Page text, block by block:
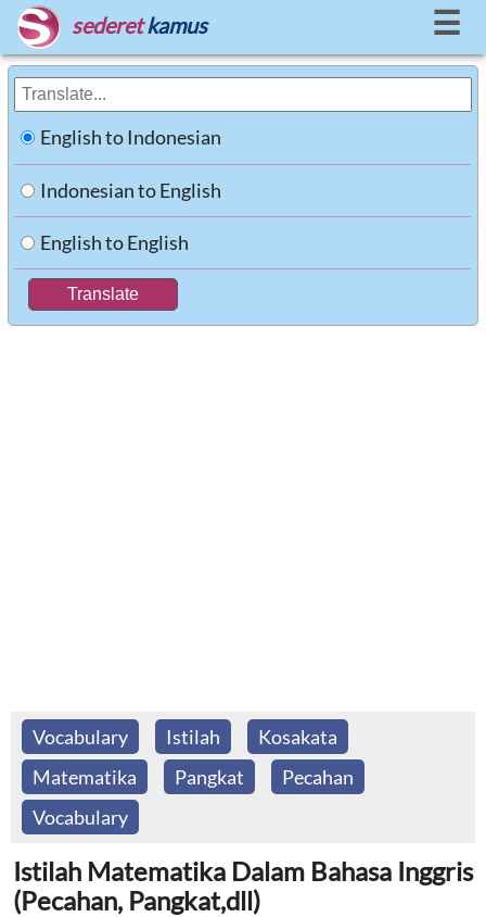
sederet kamus ☰
English to Indonesian
Indonesian to English
English to English
Vocabulary Istilah
Kosakata
Matematika
Pangkat
Pecahan
Vocabulary
Istilah Matematika Dalam Bahasa Inggris
(Pecahan, Pangkat,dll)